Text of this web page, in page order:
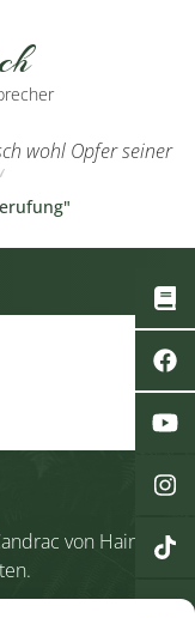
wohl Opfer seiner
von Hainrich